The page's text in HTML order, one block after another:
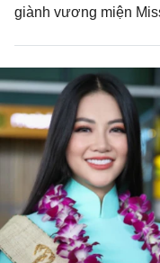
giành vương miện